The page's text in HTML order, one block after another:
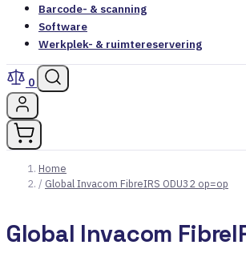
Barcode- & scanning
Software
Werkplek- & ruimtereservering
0
Home
/ Global Invacom FibreIRS ODU32 op=op
Global Invacom